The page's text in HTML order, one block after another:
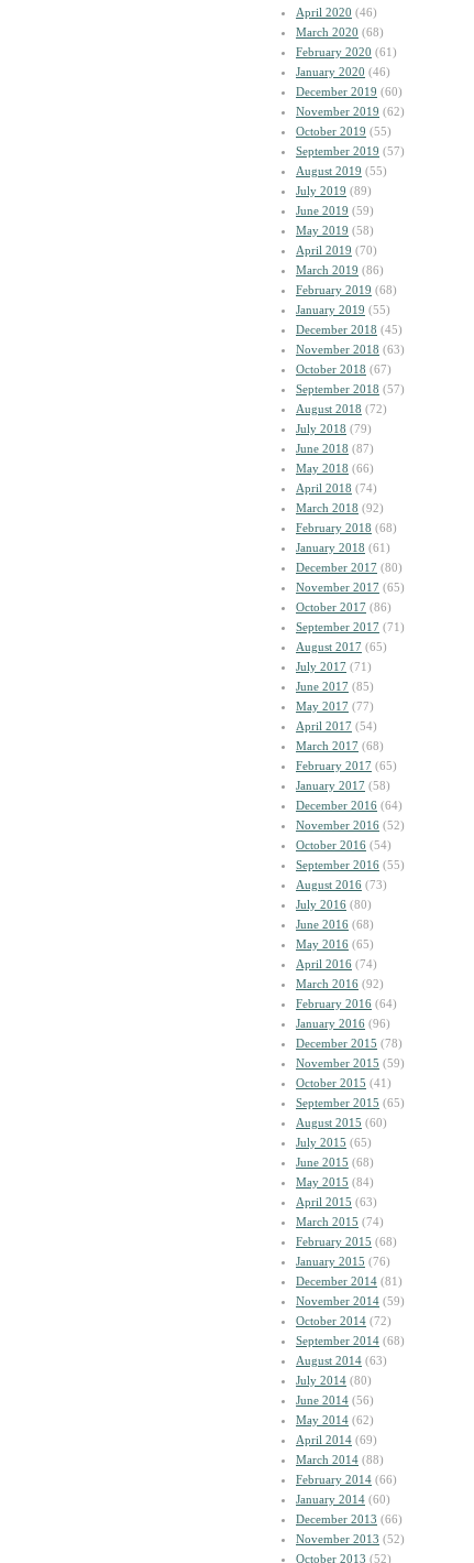
April 2020 (46)
March 2020 (68)
February 2020 (61)
January 2020 (46)
December 2019 (60)
November 2019 (62)
October 2019 (55)
September 2019 (57)
August 2019 (55)
July 2019 (89)
June 2019 (59)
May 2019 (58)
April 2019 (70)
March 2019 (86)
February 2019 (68)
January 2019 (55)
December 2018 (45)
November 2018 (63)
October 2018 (67)
September 2018 (57)
August 2018 (72)
July 2018 (79)
June 2018 (87)
May 2018 (66)
April 2018 (74)
March 2018 (92)
February 2018 (68)
January 2018 (61)
December 2017 (80)
November 2017 (65)
October 2017 (86)
September 2017 (71)
August 2017 (65)
July 2017 (71)
June 2017 (85)
May 2017 (77)
April 2017 (54)
March 2017 (68)
February 2017 (65)
January 2017 (58)
December 2016 (64)
November 2016 (52)
October 2016 (54)
September 2016 (55)
August 2016 (73)
July 2016 (80)
June 2016 (68)
May 2016 (65)
April 2016 (74)
March 2016 (92)
February 2016 (64)
January 2016 (96)
December 2015 (78)
November 2015 (59)
October 2015 (41)
September 2015 (65)
August 2015 (60)
July 2015 (65)
June 2015 (68)
May 2015 (84)
April 2015 (63)
March 2015 (74)
February 2015 (68)
January 2015 (76)
December 2014 (81)
November 2014 (59)
October 2014 (72)
September 2014 (68)
August 2014 (63)
July 2014 (80)
June 2014 (56)
May 2014 (62)
April 2014 (69)
March 2014 (88)
February 2014 (66)
January 2014 (60)
December 2013 (66)
November 2013 (52)
October 2013 (52)